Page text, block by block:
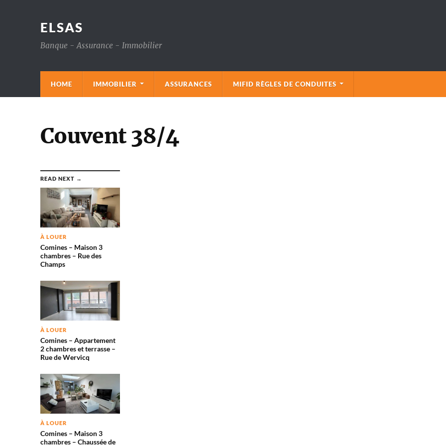
ELSAS
Banque - Assurance - Immobilier
HOME IMMOBILIER ASSURANCES MIFID RÈGLES DE CONDUITES
Couvent 38/4
READ NEXT →
À LOUER
Comines – Maison 3
chambres – Rue des
Champs
À LOUER
Comines – Appartement
2 chambres et terrasse –
Rue de Wervicq
À LOUER
Comines – Maison 3
chambres – Chaussée de